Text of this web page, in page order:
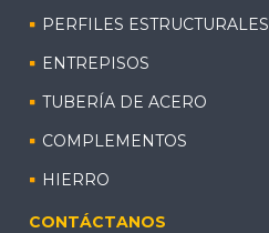
PERFILES ESTRUCTURALES
ENTREPISOS
TUBERÍA DE ACERO
COMPLEMENTOS
HIERRO
CONTÁCTANOS